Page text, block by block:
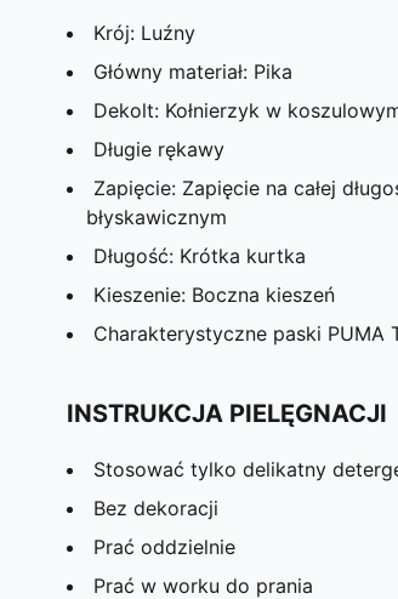
Krój: Luźny
Główny materiał: Pika
Dekolt: Kołnierzyk w
Długie rękawy
Zapięcie: Zapięcie na całej
błyskawicznym
Długość: Krótka kurtka
Kieszenie: Boczna kieszeń
Charakterystyczne paski PUMA
INSTRUKCJA PIELĘGNACJI
Stosować tylko delikatny
Bez dekoracji
Prać oddzielnie
Prać w worku do prania